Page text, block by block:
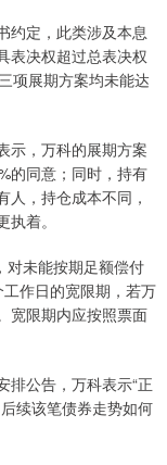
定，此类涉及本息
表决权超过总表决权
项展期方案均未能达
，万科的展期方案
的同意；同时，持有
人，持仓成本不同，
着。
未能按期足额偿付
作日的宽限期，若万
宽限期内应按照票面
公告，万科表示“正
续该笔债券走势如何